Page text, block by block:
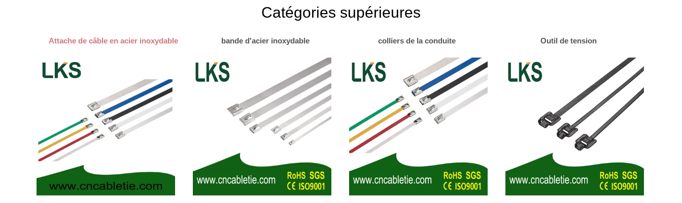
Catégories supérieures
Attache de câble en acier inoxydable bande d'acier inoxydable colliers de la conduite Outil de tension